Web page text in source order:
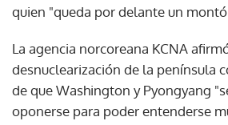
quien "queda por delante un
La agencia norcoreana KCNA
desnuclearización de la península
de que Washington y Pyongyang
oponerse para poder entenderse